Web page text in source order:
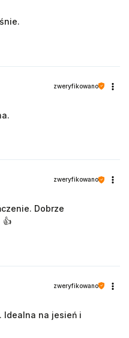
zweryfikowano
zweryfikowano
Dobrze
👍️
zweryfikowano
Idealna na jesień i